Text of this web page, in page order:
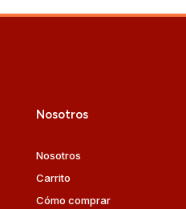
Nosotros
Nosotros
Carrito
Cómo comprar